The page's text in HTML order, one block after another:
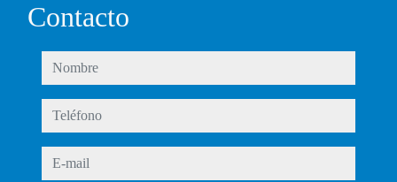
Contacto
nombre
teléfono
e-mail